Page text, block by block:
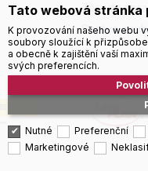
Zásady
Správa
Tato webová stránka
K provozování našeho webu
soubory sloužící k
a obecně k zajištění vaší
svých preferencích.
Nutné Preferenční
Marketingové